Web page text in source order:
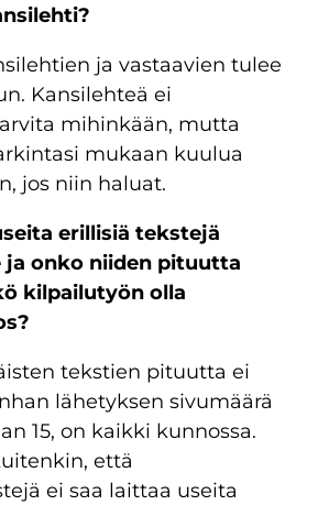
ja vastaavien tulee
Kansilehteä ei
mihinkään, mutta
mukaan kuulua
jos niin haluat.
erillisiä tekstejä
ja onko niiden pituutta
kilpailutyön olla
tekstien pituutta ei
lähetyksen sivumäärä
15, on kaikki kunnossa.
että
ei saa laittaa useita